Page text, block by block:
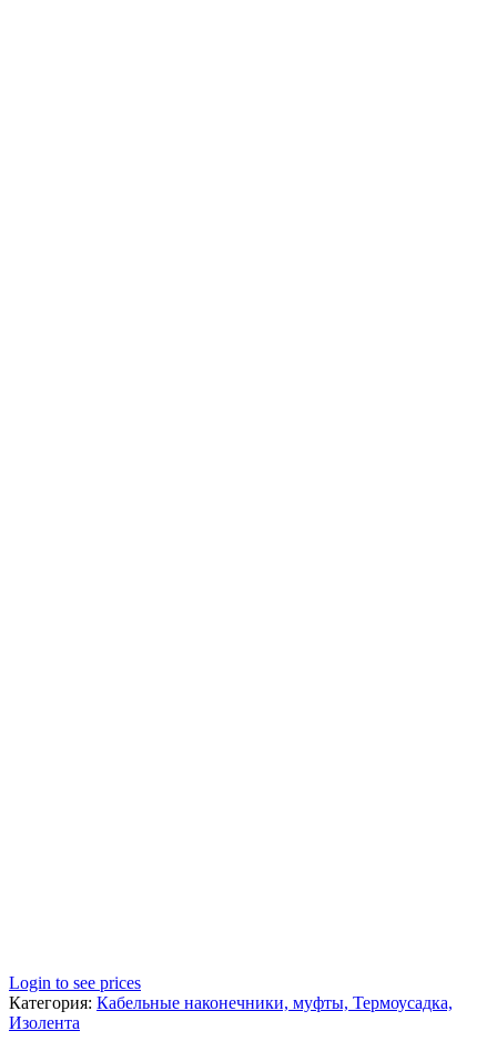
Login to see prices
Категория: Кабельные наконечники, муфты, Термоусадка,
Изолента